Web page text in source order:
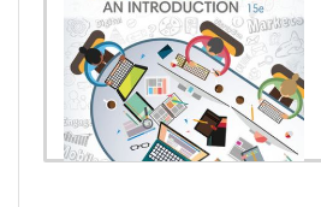
Teacher:José Bastos
Teacher:Vitor Figueiredo